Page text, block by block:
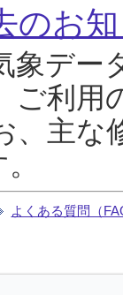
のお
デー
ご利用
、主な
よくある質問（